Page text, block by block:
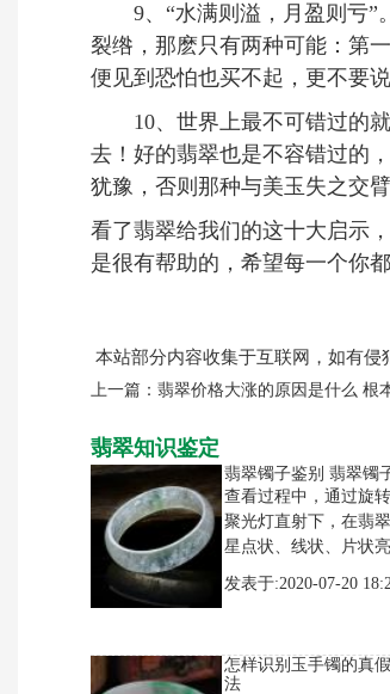
9、“水满则溢，月盈则亏”
裂绺，那麽只有两种可能：第
便见到恐怕也买不起，更不要说
10、世界上最不可错过的就
去！好的翡翠也是不容错过的
犹豫，否则那种与美玉失之交
看了翡翠给我们的这十大启示
是很有帮助的，希望每一个你
本站部分内容收集于互联网，如有侵
上一篇： 翡翠价格大涨的原因是什么 根
翡翠知识鉴定
翡翠镯子鉴别 翡翠镯
查看过程中，通过旋
聚光灯直射下，在翡
星点状、线状、片状
发表于:2020-07-20
怎样识别玉手镯的真
法